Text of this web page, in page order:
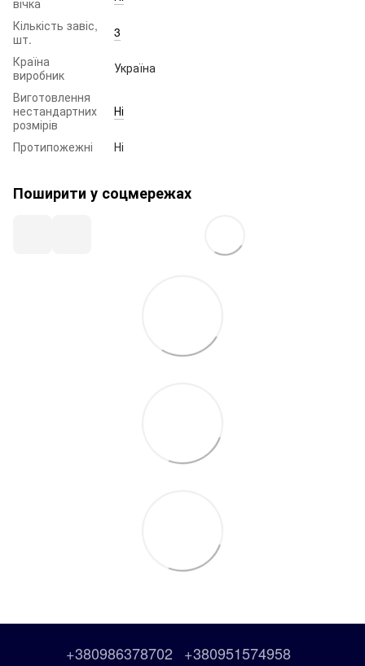
вічка
Кількість завіс,
шт.
3
Країна
виробник
Україна
Виготовлення
нестандартних
розмірів
Ні
Протипожежні Ні
Поширити у соцмережах
+380986378702 +380951574958